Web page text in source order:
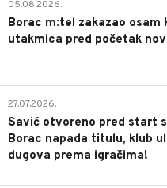
05.08.2026.
Borac m:tel zakazao osam
utakmica pred početak
27.07.2026.
Savić otvoreno pred start
Borac napada titulu, klub
dugova prema igračima!